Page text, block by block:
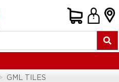
GML TILES